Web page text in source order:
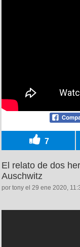
7
El relato de dos
Auschwitz
por tony el 29 ene 2020,